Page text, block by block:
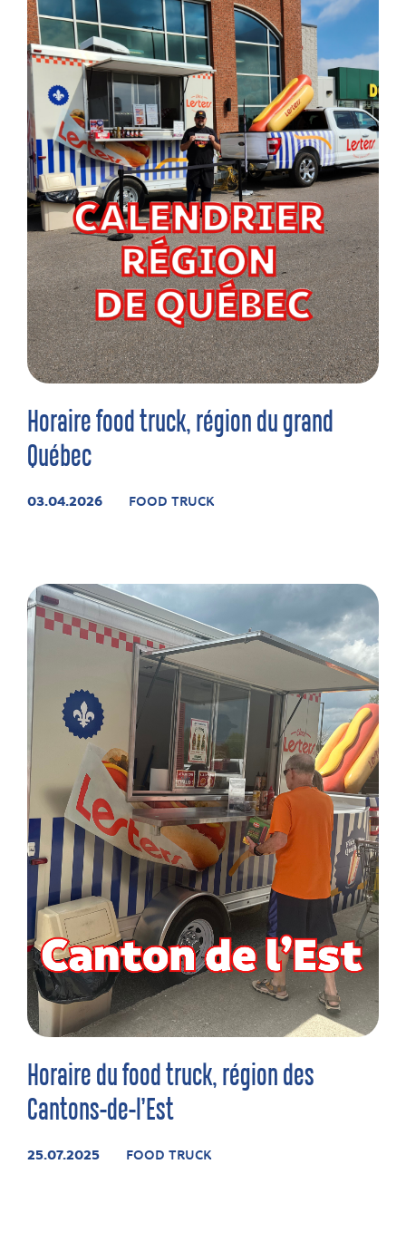
Horaire food truck, région du grand
Québec
03.04.2026 FOOD TRUCK
Horaire du food truck, région des
Cantons-de-l’Est
25.07.2025 FOOD TRUCK